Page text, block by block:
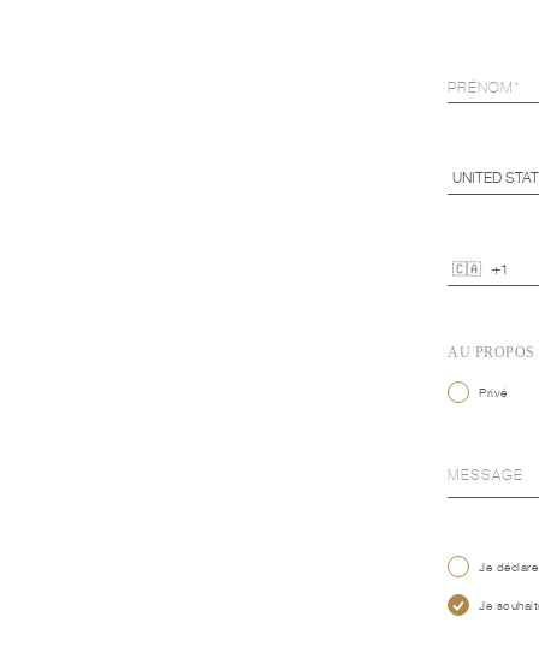
AU
Privé
Je
Je